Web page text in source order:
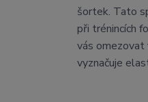
šortek. Tato
při trénincích
vás omezovat
vyznačuje